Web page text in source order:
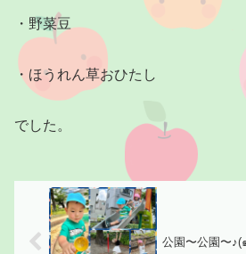
・野菜豆
・ほうれん草おひたし
でした。
公園〜公園〜